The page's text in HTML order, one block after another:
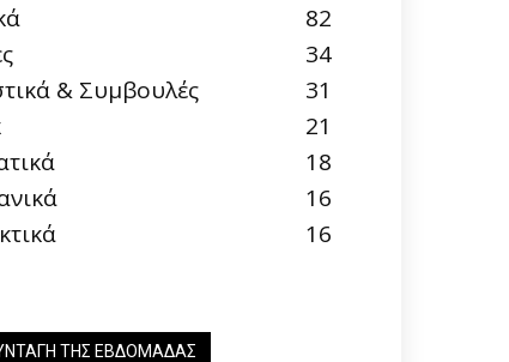
82
34
& Συμβουλές
31
21
18
16
16
ΤΗΣ ΕΒΔΟΜΆΔΑΣ